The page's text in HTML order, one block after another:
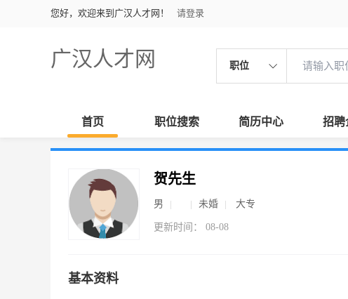
您好，欢迎来到广汉人才网！ 请登录
广汉人才网 职位
首页 职位搜索 简历中心 招聘
贺先生
男 未婚 大专
更新时间： 08-08
基本资料